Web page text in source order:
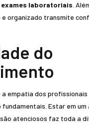
exames laboratoriais .
e organizado transmite
do
a empatia dos
Estar em um
atenciosos faz toda a